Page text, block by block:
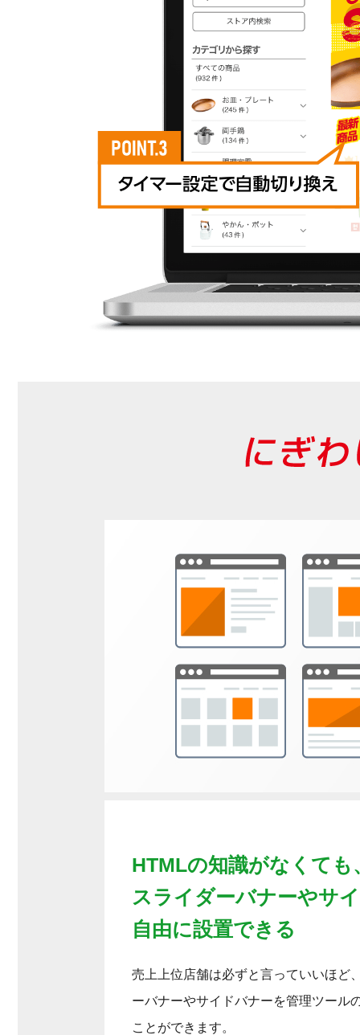
HTMLの知識がなくても
スライダーバナーやサ
自由に設置できる
売上上位店舗は必ずと言っていいほど
ーバナーやサイドバナーを管理ツール
ことができます。